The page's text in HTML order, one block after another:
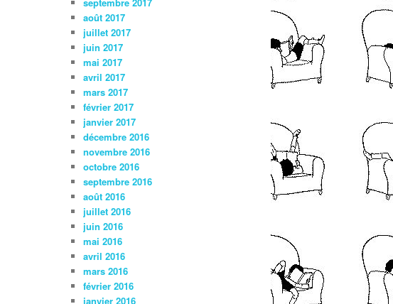
septembre 2017
août 2017
juillet 2017
juin 2017
mai 2017
avril 2017
mars 2017
février 2017
janvier 2017
décembre 2016
novembre 2016
octobre 2016
septembre 2016
août 2016
juillet 2016
juin 2016
mai 2016
avril 2016
mars 2016
février 2016
janvier 2016